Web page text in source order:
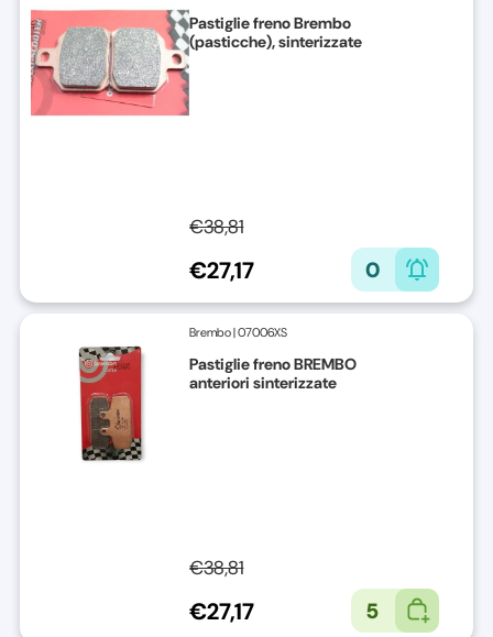
Pastiglie freno Brembo
(pasticche), sinterizzate
€38,81
€27,17 0
Brembo|07006XS
Pastiglie freno BREMBO
anteriori sinterizzate
€38,81
€27,17 5